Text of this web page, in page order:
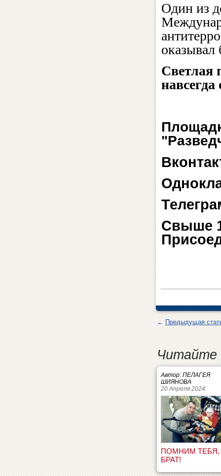
Один из
Светлая
Свыше
←Предыдущая
Читайте
Автор: ПЕЛАГЕЯ
ШИЯНОВА
20 Апреля 2024
ПОМНИМ ТЕБЯ,
БРАТ!